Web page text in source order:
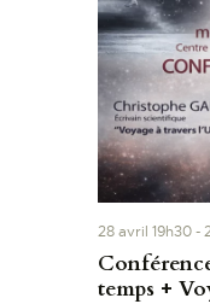
temps +
28 avril 19h30-